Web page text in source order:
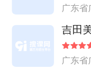
免费复训，给学
化，时尚的教学
度，每年为各大
公司、短视频公
广东省
吉田
州天
广东省